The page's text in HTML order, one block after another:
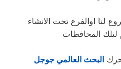
البحث العالمي جوجل